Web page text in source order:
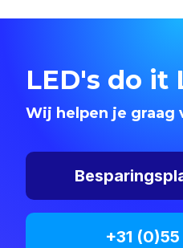
LED's do it
Wij helpen je graag
+31 (0)55